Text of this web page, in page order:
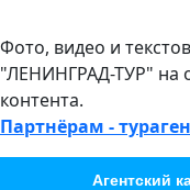
Фото, видео и
"ЛЕНИНГРАД-ТУР" на
контента.
Партнёрам -
Агентский